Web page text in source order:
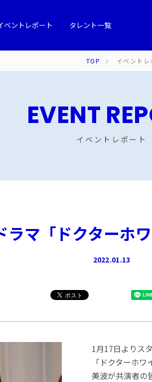
ベントレポート タレント一覧
TOP イベント
EVENT
イベントレポート
マ「ドクターホワ
2022.01.13
1月17日よりス
「ドクターホ
美波が共演者の